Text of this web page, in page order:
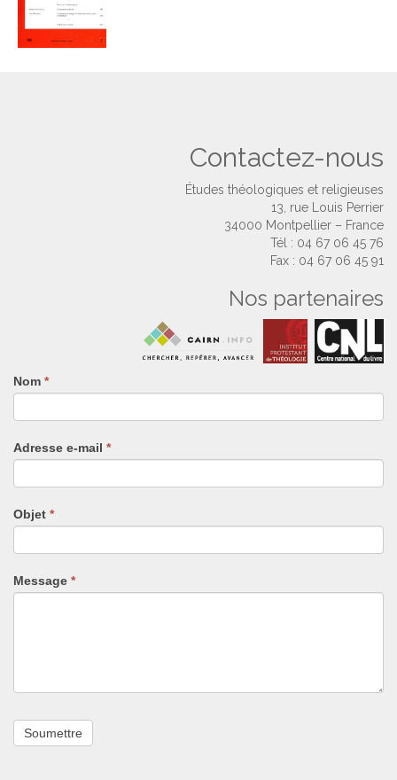
Contactez-nous
Études théologiques et religieuses
13, rue Louis Perrier
34000 Montpellier – France
Tél : 04 67 06 45 76
Fax : 04 67 06 45 91
Nos partenaires
Nom *
Adresse e-mail *
Objet *
Message *
Si
vous
êtes
humain,
remplissez
ce